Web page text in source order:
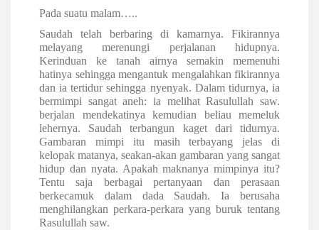
Pada suatu malam…..
Saudah telah berbaring di kamarnya. Fikirannya
melayang merenungi perjalanan hidupnya.
Kerinduan ke tanah airnya semakin memenuhi
hatinya sehingga mengantuk mengalahkan fikirannya
dan ia tertidur sehingga nyenyak. Dalam tidurnya, ia
bermimpi sangat aneh: ia melihat Rasulullah saw.
berjalan mendekatinya kemudian beliau memeluk
lehernya. Saudah terbangun kaget dari tidurnya.
Gambaran mimpi itu masih terbayang jelas di
kelopak matanya, seakan-akan gambaran yang sangat
hidup dan nyata. Apakah maknanya mimpinya itu?
Tentu saja berbagai pertanyaan dan perasaan
berkecamuk dalam dada Saudah. Ia berusaha
menghilangkan perkara-perkara yang buruk tentang
Rasulullah saw.